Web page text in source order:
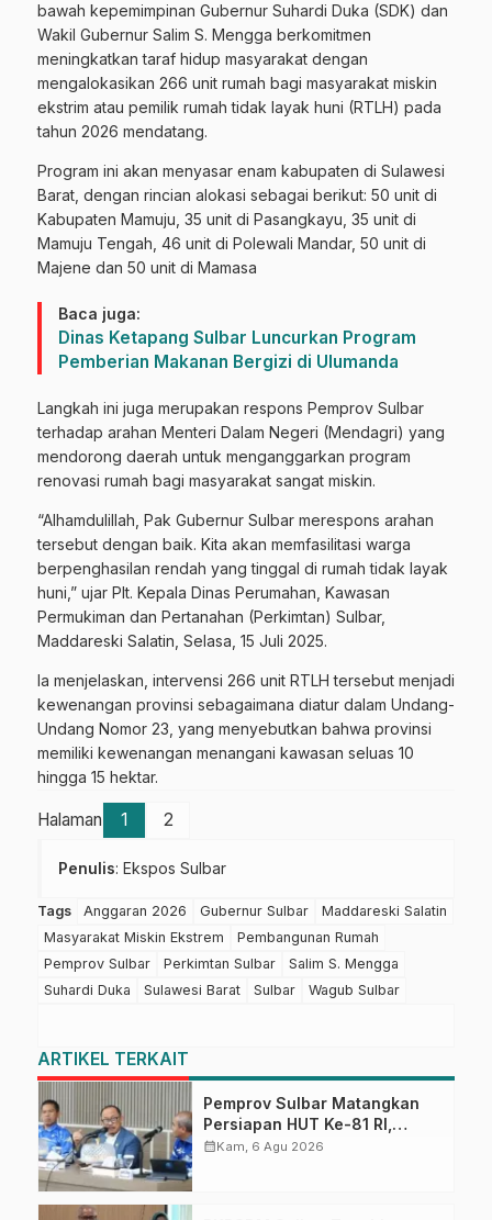
bawah kepemimpinan Gubernur Suhardi Duka (SDK) dan
Wakil Gubernur Salim S. Mengga berkomitmen
meningkatkan taraf hidup masyarakat dengan
mengalokasikan 266 unit rumah bagi masyarakat miskin
ekstrim atau pemilik rumah tidak layak huni (RTLH) pada
tahun 2026 mendatang.
Program ini akan menyasar enam kabupaten di Sulawesi
Barat, dengan rincian alokasi sebagai berikut: 50 unit di
Kabupaten Mamuju, 35 unit di Pasangkayu, 35 unit di
Mamuju Tengah, 46 unit di Polewali Mandar, 50 unit di
Majene dan 50 unit di Mamasa
Baca juga:
Dinas Ketapang Sulbar Luncurkan Program
Pemberian Makanan Bergizi di Ulumanda
Langkah ini juga merupakan respons Pemprov Sulbar
terhadap arahan Menteri Dalam Negeri (Mendagri) yang
mendorong daerah untuk menganggarkan program
renovasi rumah bagi masyarakat sangat miskin.
“Alhamdulillah, Pak Gubernur Sulbar merespons arahan
tersebut dengan baik. Kita akan memfasilitasi warga
berpenghasilan rendah yang tinggal di rumah tidak layak
huni,” ujar Plt. Kepala Dinas Perumahan, Kawasan
Permukiman dan Pertanahan (Perkimtan) Sulbar,
Maddareski Salatin, Selasa, 15 Juli 2025.
Ia menjelaskan, intervensi 266 unit RTLH tersebut menjadi
kewenangan provinsi sebagaimana diatur dalam Undang-
Undang Nomor 23, yang menyebutkan bahwa provinsi
memiliki kewenangan menangani kawasan seluas 10
hingga 15 hektar.
Halaman 1 2
Penulis: Ekspos Sulbar
Tags Anggaran 2026 Gubernur Sulbar
Maddareski Salatin
Masyarakat Miskin Ekstrem
Pembangunan Rumah
Pemprov Sulbar
Perkimtan Sulbar
Salim S. Mengga
Suhardi Duka
Sulawesi Barat Sulbar Wagub Sulbar
ARTIKEL TERKAIT
Pemprov Sulbar Matangkan
Persiapan HUT Ke-81 RI,
Puncak Upacara di Lapangan
calendar_monthKam, 6 Agu 2026